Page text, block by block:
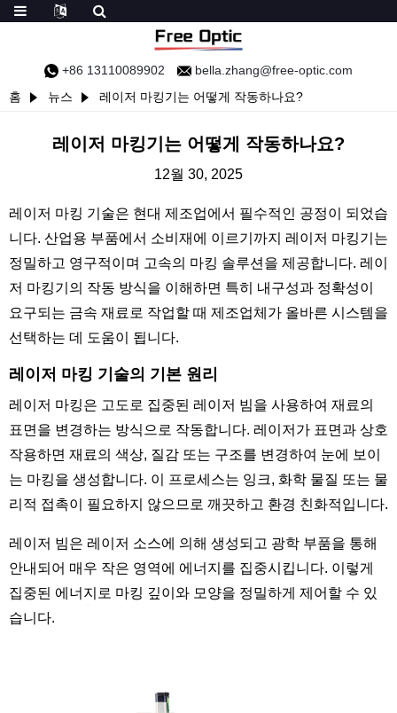
+86 13110089902
bella.zhang@free-optic.com
홈
뉴스 레이저 마킹기는 어떻게 작동하나요?
레이저 마킹기는 어떻게 작동하나요?
12월 30, 2025
레이저 마킹 기술은 현대 제조업에서 필수적인 공정이 되었습
니다. 산업용 부품에서 소비재에 이르기까지 레이저 마킹기는
정밀하고 영구적이며 고속의 마킹 솔루션을 제공합니다. 레이
저 마킹기의 작동 방식을 이해하면 특히 내구성과 정확성이
요구되는 금속 재료로 작업할 때 제조업체가 올바른 시스템을
선택하는 데 도움이 됩니다.
레이저 마킹 기술의 기본 원리
레이저 마킹은 고도로 집중된 레이저 빔을 사용하여 재료의
표면을 변경하는 방식으로 작동합니다. 레이저가 표면과 상호
작용하면 재료의 색상, 질감 또는 구조를 변경하여 눈에 보이
는 마킹을 생성합니다. 이 프로세스는 잉크, 화학 물질 또는 물
리적 접촉이 필요하지 않으므로 깨끗하고 환경 친화적입니다.
레이저 빔은 레이저 소스에 의해 생성되고 광학 부품을 통해
안내되어 매우 작은 영역에 에너지를 집중시킵니다. 이렇게
집중된 에너지로 마킹 깊이와 모양을 정밀하게 제어할 수 있
습니다.